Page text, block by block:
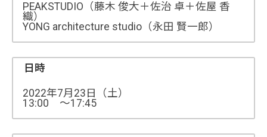
PEAKSTUDIO（藤木 俊大＋佐治 卓＋佐屋 香
織）
YONG architecture studio（永田 賢一郎）
日時
2022年7月23日（土）
13:00 ～17:45